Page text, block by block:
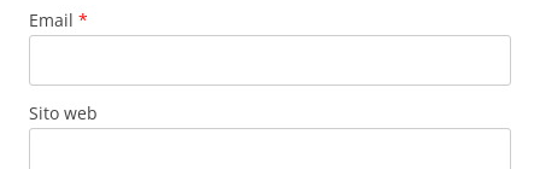
Email *
Sito web